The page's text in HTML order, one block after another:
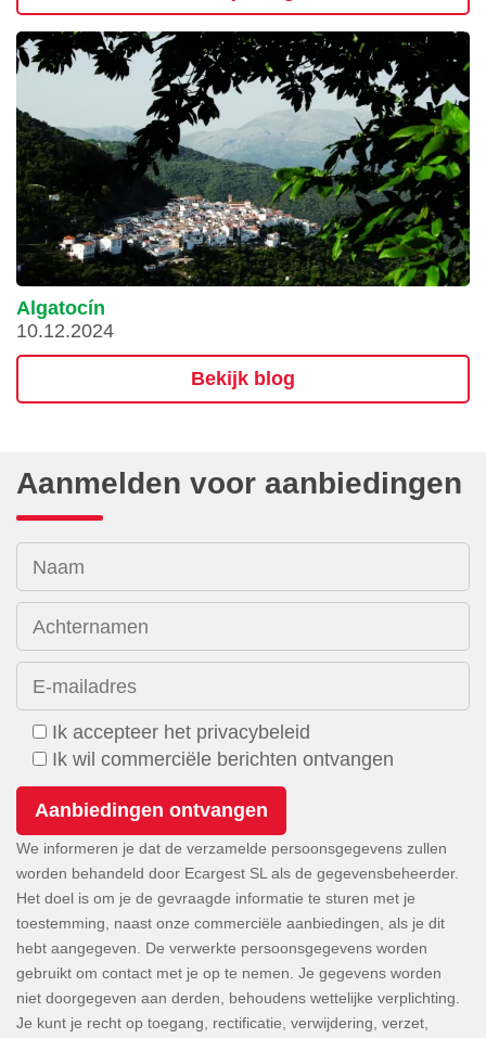
Algatocín
10.12.2024
Bekijk blog
Aanmelden voor aanbiedingen
Naam
Achternamen
E-mailadres
Ik accepteer het privacybeleid
Ik wil commerciële berichten ontvangen
We informeren je dat de verzamelde persoonsgegevens zullen
worden behandeld door Ecargest SL als de gegevensbeheerder.
Het doel is om je de gevraagde informatie te sturen met je
toestemming, naast onze commerciële aanbiedingen, als je dit
hebt aangegeven. De verwerkte persoonsgegevens worden
gebruikt om contact met je op te nemen. Je gegevens worden
niet doorgegeven aan derden, behoudens wettelijke verplichting.
Je kunt je recht op toegang, rectificatie, verwijdering, verzet,